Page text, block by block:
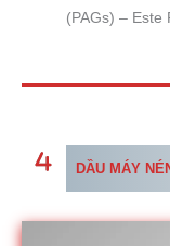
(PAGs) – Este
DẦU MÁY